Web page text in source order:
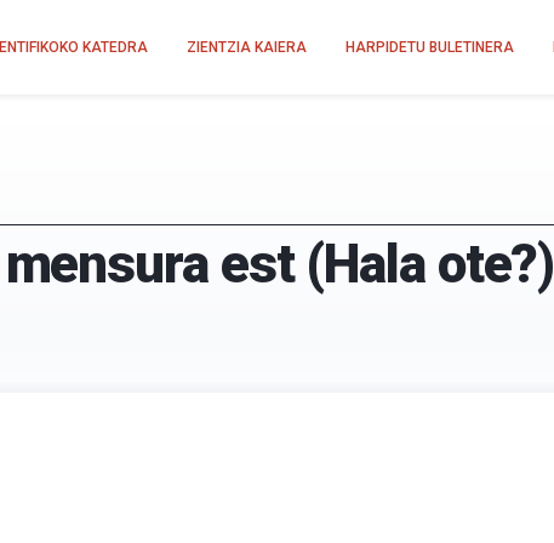
KATEDRA ZIENTZIA KAIERA HARPIDETU BULETINERA
est (Hala ote?)